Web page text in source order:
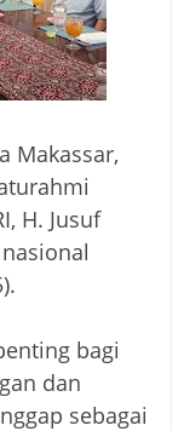
Makassar,
H. Jusuf
bagi
dan
sebagai